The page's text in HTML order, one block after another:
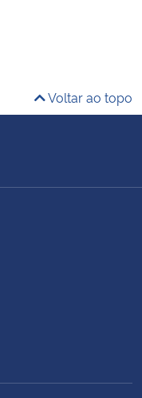
Voltar ao topo